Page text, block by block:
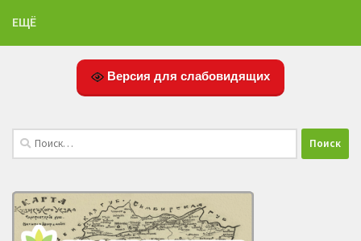
ЕЩЁ
Версия для слабовидящих
Найти: